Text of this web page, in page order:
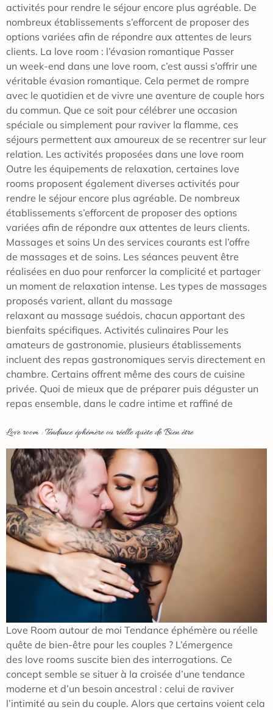
activités pour rendre le séjour encore plus agréable. De
nombreux établissements s’efforcent de proposer des
options variées afin de répondre aux attentes de leurs
clients. La love room : l’évasion romantique Passer
un week-end dans une love room, c’est aussi s’offrir une
véritable évasion romantique. Cela permet de rompre
avec le quotidien et de vivre une aventure de couple hors
du commun. Que ce soit pour célébrer une occasion
spéciale ou simplement pour raviver la flamme, ces
séjours permettent aux amoureux de se recentrer sur leur
relation. Les activités proposées dans une love room
Outre les équipements de relaxation, certaines love
rooms proposent également diverses activités pour
rendre le séjour encore plus agréable. De nombreux
établissements s’efforcent de proposer des options
variées afin de répondre aux attentes de leurs clients.
Massages et soins Un des services courants est l’offre
de massages et de soins. Les séances peuvent être
réalisées en duo pour renforcer la complicité et partager
un moment de relaxation intense. Les types de massages
proposés varient, allant du massage
relaxant au massage suédois, chacun apportant des
bienfaits spécifiques. Activités culinaires Pour les
amateurs de gastronomie, plusieurs établissements
incluent des repas gastronomiques servis directement en
chambre. Certains offrent même des cours de cuisine
privée. Quoi de mieux que de préparer puis déguster un
repas ensemble, dans le cadre intime et raffiné de
Love room : Tendance éphémère ou réelle quète de Bien être
Love Room autour de moi Tendance éphémère ou réelle
quête de bien-être pour les couples ? L’émergence
des love rooms suscite bien des interrogations. Ce
concept semble se situer à la croisée d’une tendance
moderne et d’un besoin ancestral : celui de raviver
l’intimité au sein du couple. Alors que certains voient cela